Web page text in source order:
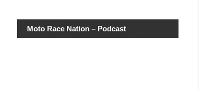
Moto Race Nation – Podcast